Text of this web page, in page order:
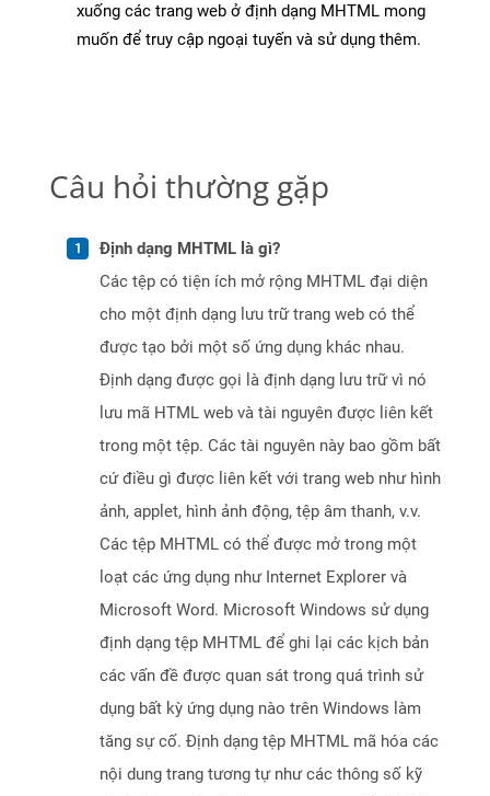
xuống các trang web ở định dạng MHTML mong
muốn để truy cập ngoại tuyến và sử dụng thêm.
Câu hỏi thường gặp
Định dạng MHTML là gì?
Các tệp có tiện ích mở rộng MHTML đại diện
cho một định dạng lưu trữ trang web có thể
được tạo bởi một số ứng dụng khác nhau.
Định dạng được gọi là định dạng lưu trữ vì nó
lưu mã HTML web và tài nguyên được liên kết
trong một tệp. Các tài nguyên này bao gồm bất
cứ điều gì được liên kết với trang web như hình
ảnh, applet, hình ảnh động, tệp âm thanh, v.v.
Các tệp MHTML có thể được mở trong một
loạt các ứng dụng như Internet Explorer và
Microsoft Word. Microsoft Windows sử dụng
định dạng tệp MHTML để ghi lại các kịch bản
các vấn đề được quan sát trong quá trình sử
dụng bất kỳ ứng dụng nào trên Windows làm
tăng sự cố. Định dạng tệp MHTML mã hóa các
nội dung trang tương tự như các thông số kỹ